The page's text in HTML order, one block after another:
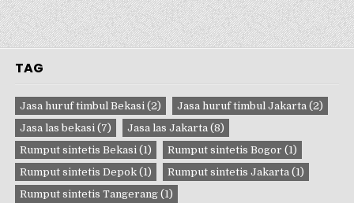
TAG
Jasa huruf timbul Bekasi (2) Jasa huruf timbul Jakarta (2)
Jasa las bekasi (7) Jasa las Jakarta (8)
Rumput sintetis Bekasi (1) Rumput sintetis Bogor (1)
Rumput sintetis Depok (1) Rumput sintetis Jakarta (1)
Rumput sintetis Tangerang (1)